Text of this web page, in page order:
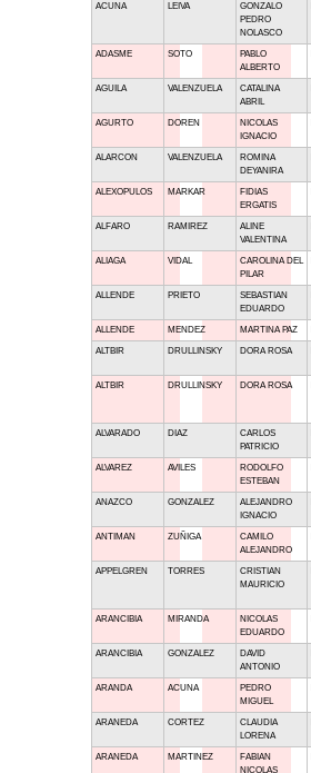
ACUNA LEIVA
GONZALO
PEDRO
NOLASCO
ADASME SOTO
PABLO
ALBERTO
AGUILA VALENZUELA
CATALINA
ABRIL
AGURTO DOREN
NICOLAS
IGNACIO
ALARCON VALENZUELA
ROMINA
DEYANIRA
ALEXOPULOS MARKAR
FIDIAS
ERGATIS
ALFARO RAMIREZ
ALINE
VALENTINA
ALIAGA VIDAL
CAROLINA DEL
PILAR
ALLENDE PRIETO
SEBASTIAN
EDUARDO
ALLENDE MENDEZ MARTINA PAZ
ALTBIR DRULLINSKY DORA ROSA
ALTBIR DRULLINSKY DORA ROSA
ALVARADO DIAZ
CARLOS
PATRICIO
ALVAREZ AVILES
RODOLFO
ESTEBAN
ANAZCO GONZALEZ
ALEJANDRO
IGNACIO
ANTIMAN ZUÑIGA
CAMILO
ALEJANDRO
APPELGREN TORRES
CRISTIAN
MAURICIO
ARANCIBIA MIRANDA
NICOLAS
EDUARDO
ARANCIBIA GONZALEZ
DAVID
ANTONIO
ARANDA ACUNA
PEDRO
MIGUEL
ARANEDA CORTEZ
CLAUDIA
LORENA
ARANEDA MARTINEZ
FABIAN
NICOLAS